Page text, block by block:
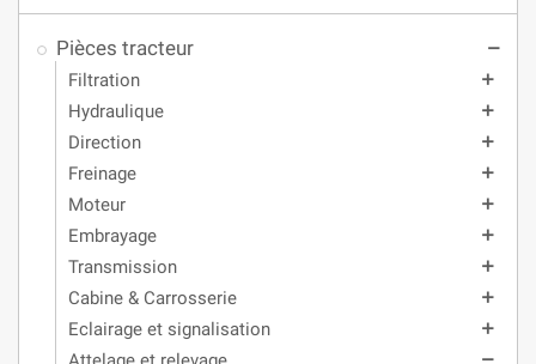
Pièces tracteur remove
Filtration add
Hydraulique add
Direction add
Freinage add
Moteur add
Embrayage add
Transmission add
Cabine & Carrosserie add
Eclairage et signalisation add
remove